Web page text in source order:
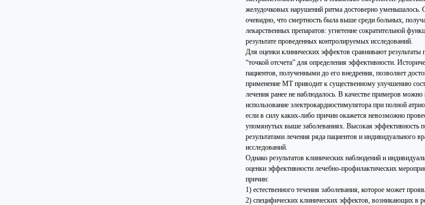
желудочковых нарушений ритма достоверно уменьшалось.
очевидно, что смертность была выше среди больных,
лекарственных препаратов: угнетение сократительной
результате проведенных контролируемых исследований.
Для оценки клинических эффектов сравнивают
“точкой отсчета” для определения эффективности.
пациентов, полученными до его внедрения, позволяет
применение МТ приводит к существенному улучшению
лечения ранее не наблюдалось. В качестве примеров
использование электрокардиостимулятора при полной
если в силу каких-либо причин окажется невозможно
упомянутых выше заболеваниях. Высокая эффективность
результатами лечения ряда пациентов и
исследований.
Однако результатов клинических наблюдений и
оценки эффективности лечебно-профилактических
причин:
1) естественного течения заболевания, которое может
2) специфических клинических эффектов, возникающих в